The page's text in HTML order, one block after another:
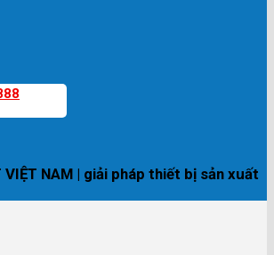
VIỆT NAM | giải pháp thiết bị sản xuất